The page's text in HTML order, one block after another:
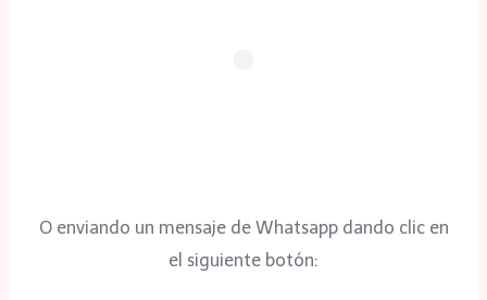
O enviando un mensaje de Whatsapp dando clic en
el siguiente botón: